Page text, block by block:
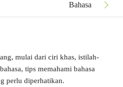
Bahasa
mulai dari ciri khas, istilah-
tips memahami bahasa
perlu diperhatikan.